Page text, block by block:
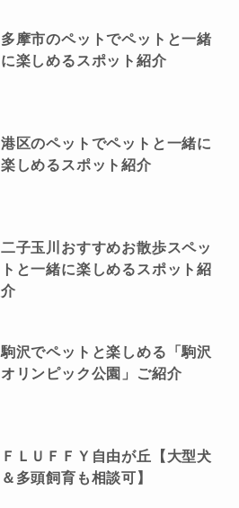
多摩市のペットでペットと一緒
に楽しめるスポット紹介
港区のペットでペットと一緒に
楽しめるスポット紹介
二子玉川おすすめお散歩スペッ
トと一緒に楽しめるスポット紹
介
駒沢でペットと楽しめる「駒沢
オリンピック公園」ご紹介
ＦＬＵＦＦＹ自由が丘【大型犬
＆多頭飼育も相談可】